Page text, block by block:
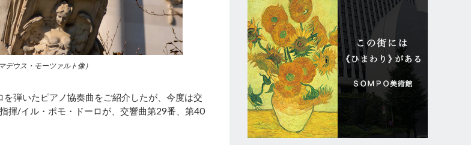
デウス・モーツァルト像）
弾いたピアノ協奏曲をご紹介したが、今度は交
揮/イル・ポモ・ドーロが、交響曲第29番、第40